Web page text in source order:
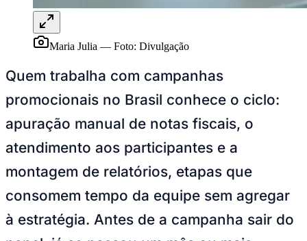
Maria Julia — Foto: Divulgação
Quem trabalha com campanhas
promocionais no Brasil conhece o ciclo:
apuração manual de notas fiscais, o
atendimento aos participantes e a
montagem de relatórios, etapas que
consomem tempo da equipe sem agregar
à estratégia. Antes de a campanha sair do